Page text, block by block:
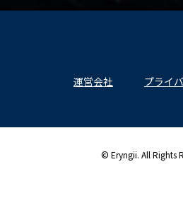
運営会社 プライ
© Eryngii. All Rights